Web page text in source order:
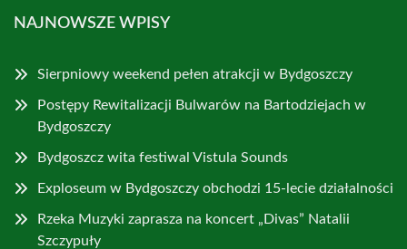
NAJNOWSZE WPISY
Sierpniowy weekend pełen atrakcji w Bydgoszczy
Postępy Rewitalizacji Bulwarów na Bartodziejach w
Bydgoszczy
Bydgoszcz wita festiwal Vistula Sounds
Exploseum w Bydgoszczy obchodzi 15-lecie działalności
Rzeka Muzyki zaprasza na koncert „Divas” Natalii
Szczypuły